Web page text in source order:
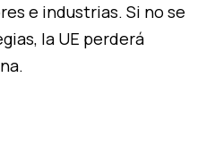
e industrias. Si no se
la UE perderá